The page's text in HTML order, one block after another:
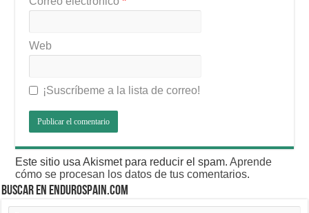
Web
¡Suscríbeme a la lista de correo!
Este sitio usa Akismet para reducir el spam.Aprende
cómo se procesan los datos de tus comentarios.
BUSCAR EN ENDUROSPAIN.COM